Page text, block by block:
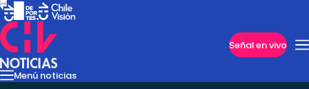
Señal en vivo
Menú noticias
InternacionalReportajesCazanoticiasEconomíaCasos
Imperdibles